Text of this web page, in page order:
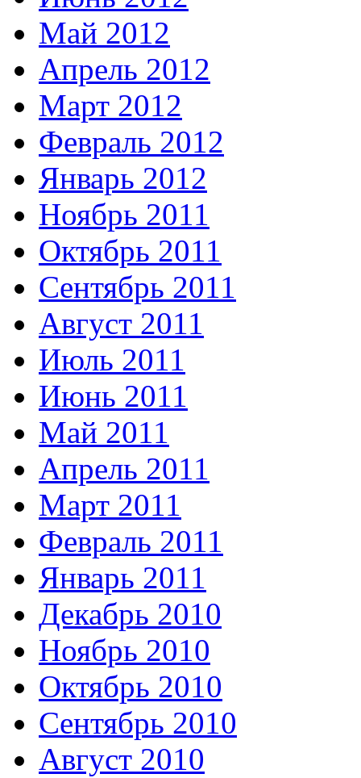
Май 2012
Апрель 2012
Март 2012
Февраль 2012
Январь 2012
Ноябрь 2011
Октябрь 2011
Сентябрь 2011
Август 2011
Июль 2011
Июнь 2011
Май 2011
Апрель 2011
Март 2011
Февраль 2011
Январь 2011
Декабрь 2010
Ноябрь 2010
Октябрь 2010
Сентябрь 2010
Август 2010